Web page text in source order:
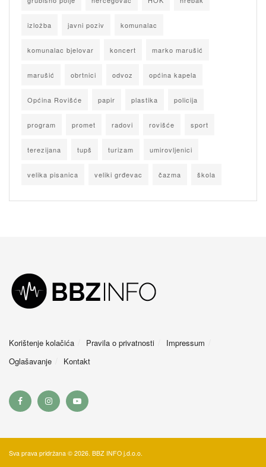
izložba javni poziv komunalac
komunalac bjelovar koncert marko marušić
marušić obrtnici odvoz općina kapela
Općina Rovišće papir plastika policija
program promet radovi rovišće sport
terezijana tupš turizam umirovljenici
velika pisanica veliki grđevac čazma škola
Korištenje kolačića Pravila o privatnosti
Impressum
Oglašavanje
Kontakt
Sva prava pridržana © 2026. BBZ INFO j.d.o.o.